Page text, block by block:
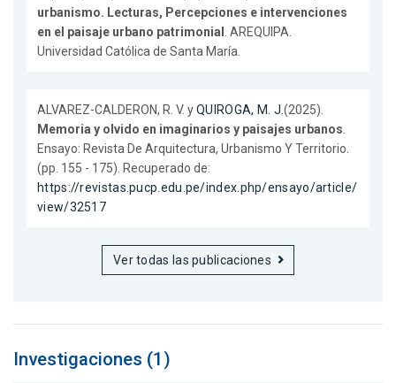
urbanismo. Lecturas, Percepciones e intervenciones
en el paisaje urbano patrimonial
. AREQUIPA.
Universidad Católica de Santa María.
ALVAREZ-CALDERON, R. V. yQUIROGA, M. J.(2025).
Memoria y olvido en imaginarios y paisajes urbanos
Ensayo: Revista De Arquitectura, Urbanismo Y Territorio.
(pp. 155 - 175). Recuperado de:
https://revistas.pucp.edu.pe/index.php/ensayo/article/
view/32517
Ver todas las publicaciones
Investigaciones (1)